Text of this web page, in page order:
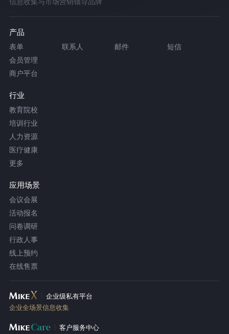
产品
表单 联系人 邮件
短信
会员管理
商户平台
行业
教育院校
培训行业
人力资源
医疗健康
更多
应用场景
会议会展
活动报名
问卷调研
行政人事
线上预约
在线售票
企业级私有平台
企业全场景信息收集
客户服务中心